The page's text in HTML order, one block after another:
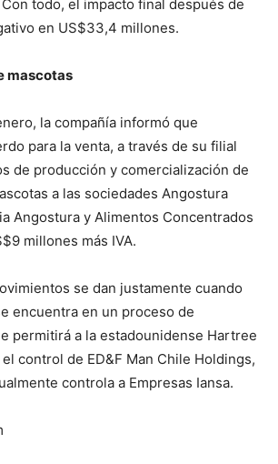
todo, el impacto final después de
en US$33,4 millones.
mascotas
la compañía informó que
para la venta, a través de su filial
de producción y comercialización de
a las sociedades Angostura
Angostura y Alimentos Concentrados
millones más IVA.
se dan justamente cuando
encuentra en un proceso de
permitirá a la estadounidense Hartree
control de ED&F Man Chile Holdings,
controla a Empresas Iansa.